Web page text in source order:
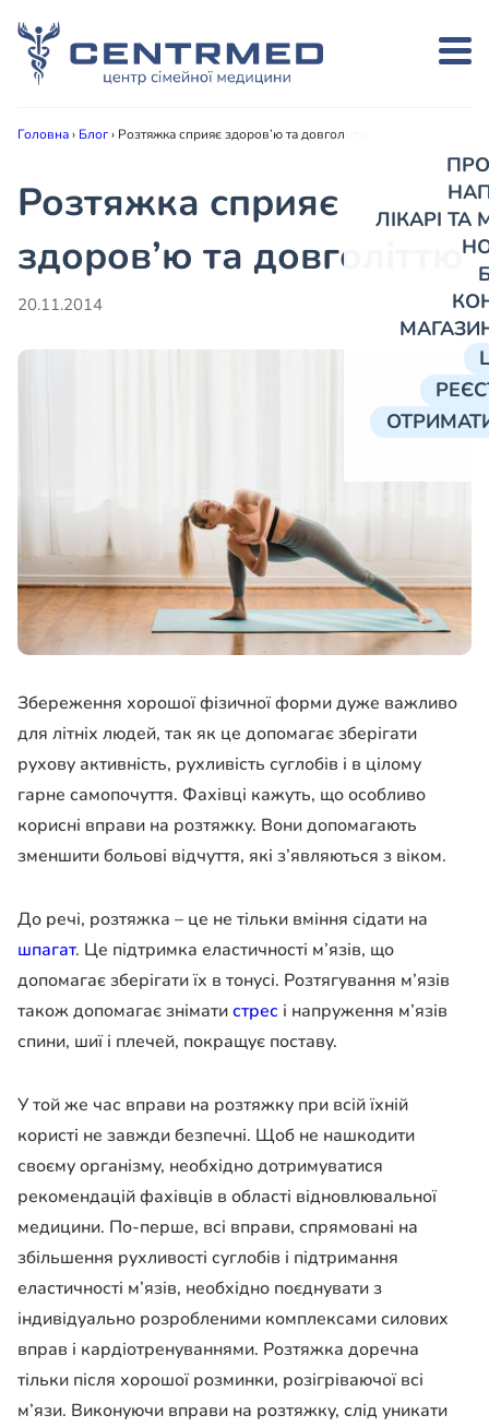
ЛІКАРІ
Головна› Блог› Розтяжка сприяє здоров’ю та довголіттю
Розтяжка сприяє
здоров’ю та довголіттю
20.11.2014
Збереження хорошої фізичної форми дуже важливо
для літніх людей, так як це допомагає зберігати
рухову активність, рухливість суглобів і в цілому
гарне самопочуття. Фахівці кажуть, що особливо
корисні вправи на розтяжку. Вони допомагають
зменшити больові відчуття, які з’являються з віком.
До речі, розтяжка – це не тільки вміння сідати на
шпагат. Це підтримка еластичності м’язів, що
допомагає зберігати їх в тонусі. Розтягування м’язів
також допомагає зніматистрес і напруження м’язів
спини, шиї і плечей, покращує поставу.
У той же час вправи на розтяжку при всій їхній
користі не завжди безпечні. Щоб не нашкодити
своєму організму, необхідно дотримуватися
рекомендацій фахівців в області відновлювальної
медицини. По-перше, всі вправи, спрямовані на
збільшення рухливості суглобів і підтримання
еластичності м’язів, необхідно поєднувати з
індивідуально розробленими комплексами силових
вправ і кардіотренуваннями. Розтяжка доречна
тільки після хорошої розминки, розігріваючої всі
м’язи. Виконуючи вправи на розтяжку, слід уникати